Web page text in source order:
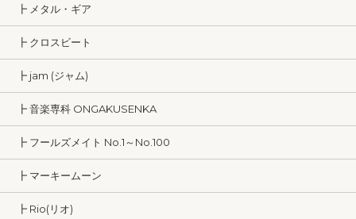
┣ メタル・ギア
┣ クロスビート
┣ jam (ジャム)
┣ 音楽専科 ONGAKUSENKA
┣ フールズメイト No.1～No.100
┣ マーキームーン
┣ Rio(リオ)